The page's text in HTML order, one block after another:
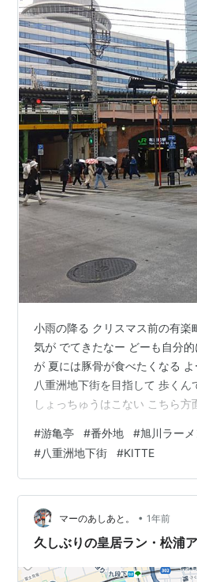
小雨の降る クリスマス前の有楽
気が でてきたなー どーも自分
が 夏には豚骨が食べたくなる
八重洲地下街を目指して 歩くん
しょっちゅうはこない こちら方
勉強になるわ 未だに そして目的
けではなく (どの店も凄い行列
メン 游亀亭さんー 何か年1回は
正油ラーメン んー これこれ 正
か 北海道のラーメン屋さんて 醤
#游亀亭 #番外地 #旭川ラー
#八重洲地下街 #KITTE
マーのあしあと。 • 1年前
久しぶりの皇居ラン・松浦